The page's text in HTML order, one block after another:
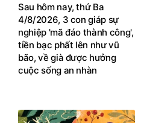
Sau hôm nay, thứ Ba
4/8/2026, 3 con giáp sự
nghiệp 'mã đáo thành công',
tiền bạc phất lên như vũ
bão, về già được hưởng
cuộc sống an nhàn